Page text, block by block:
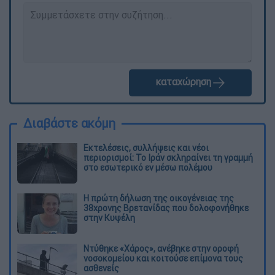
καταχώρηση
Διαβάστε ακόμη
Εκτελέσεις, συλλήψεις και νέοι
περιορισμοί: Το Ιράν σκληραίνει τη γραμμή
στο εσωτερικό εν μέσω πολέμου
Η πρώτη δήλωση της οικογένειας της
38χρονης Βρετανίδας που δολοφονήθηκε
στην Κυψέλη
Ντύθηκε «Χάρος», ανέβηκε στην οροφή
νοσοκομείου και κοιτούσε επίμονα τους
ασθενείς